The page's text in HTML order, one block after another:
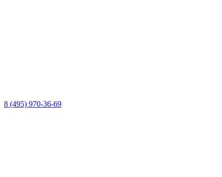
8 (495) 970-36-69